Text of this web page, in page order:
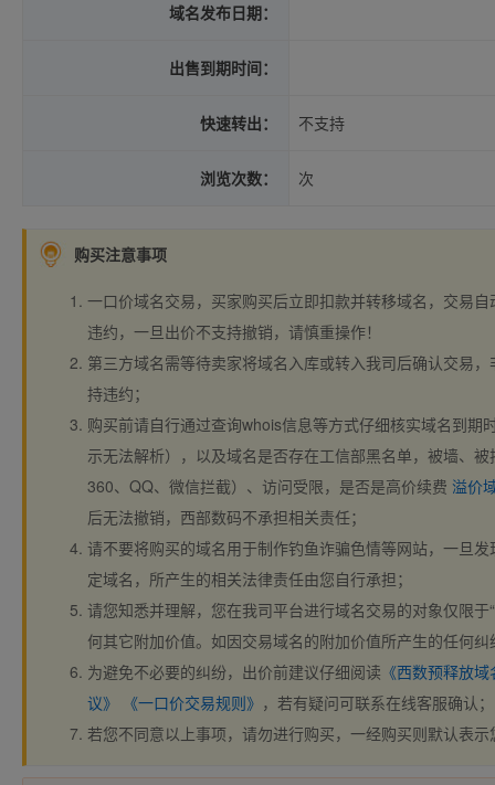
域名发布日期：
出售到期时间：
快速转出： 不支持
浏览次数： 次
购买注意事项
一口价域名交易，买家购买后立即扣款并转移域名，交易
违约，一旦出价不支持撤销，请慎重操作！
第三方域名需等待卖家将域名入库或转入我司后确认交易
持违约；
购买前请自行通过查询whois信息等方式仔细核实域名到期
示无法解析），以及域名是否存在工信部黑名单，被墙、
360、QQ、微信拦截）、访问受限，是否是高价续费 溢价
后无法撤销，西部数码不承担相关责任；
请不要将购买的域名用于制作钓鱼诈骗色情等网站，一旦
定域名，所产生的相关法律责任由您自行承担；
请您知悉并理解，您在我司平台进行域名交易的对象仅限于
何其它附加价值。如因交易域名的附加价值所产生的任何
为避免不必要的纠纷，出价前建议仔细阅读 《西数预释放
议》
《一口价交易规则》 ，若有疑问可联系在线客服确认；
若您不同意以上事项，请勿进行购买，一经购买则默认表